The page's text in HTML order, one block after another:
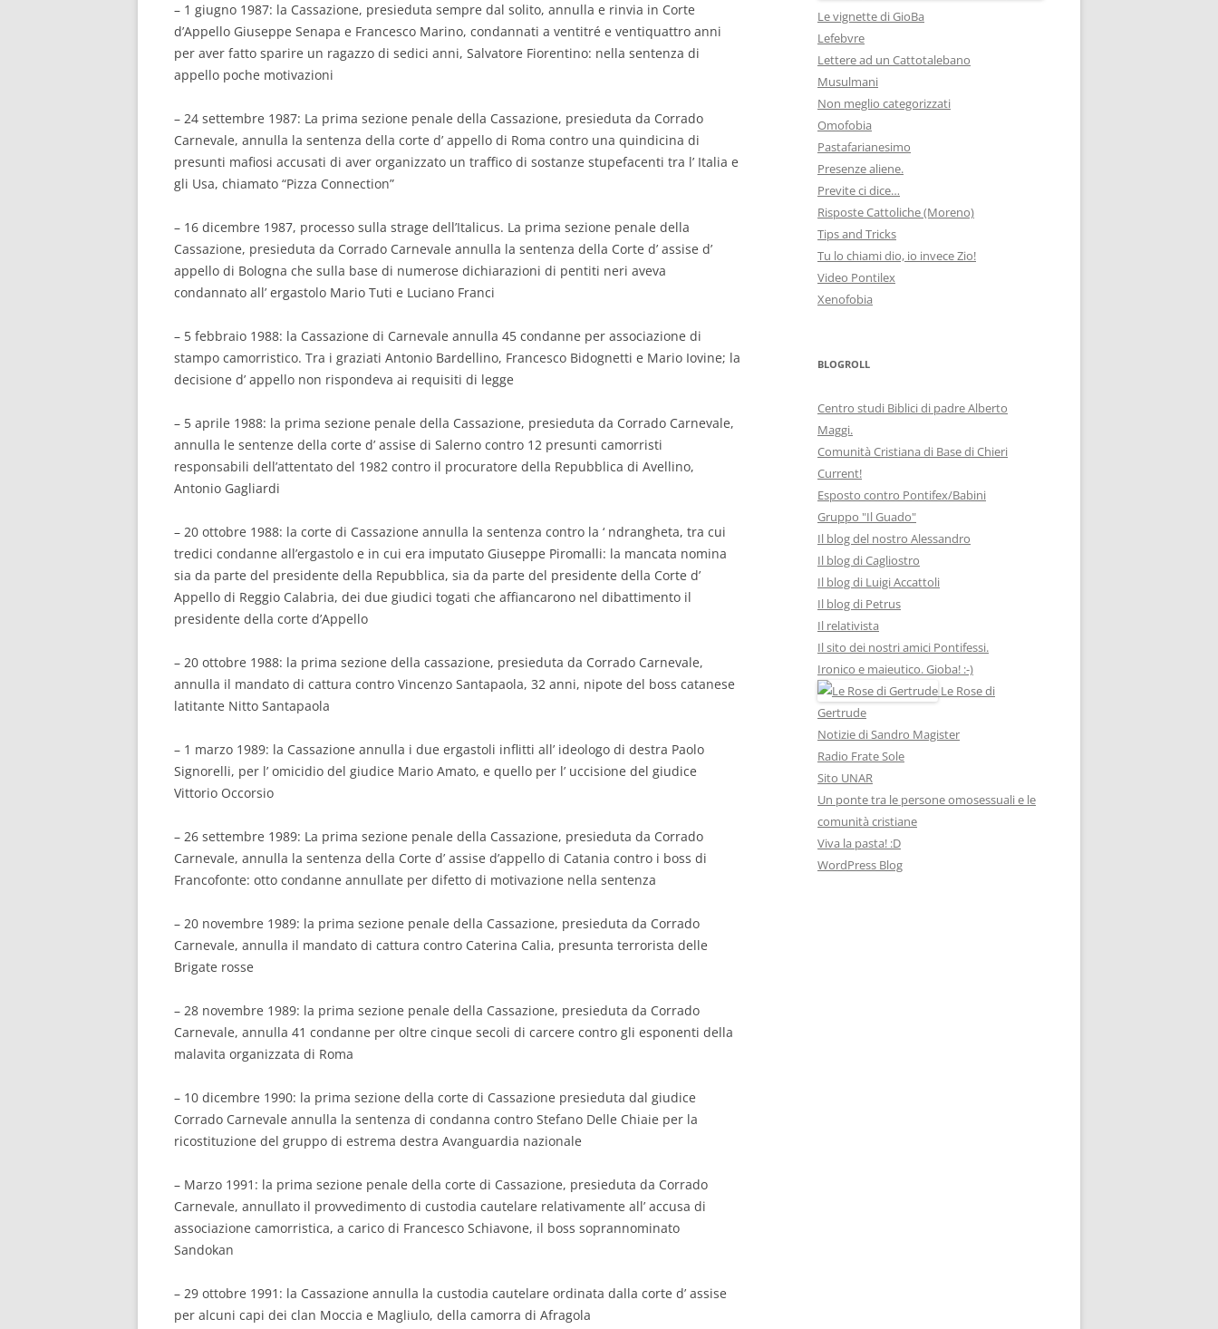
– 1 giugno 1987: la Cassazione, presieduta sempre dal solito, annulla e rinvia in Corte
d’Appello Giuseppe Senapa e Francesco Marino, condannati a ventitré e ventiquattro anni
per aver fatto sparire un ragazzo di sedici anni, Salvatore Fiorentino: nella sentenza di
appello poche motivazioni
– 24 settembre 1987: La prima sezione penale della Cassazione, presieduta da Corrado
Carnevale, annulla la sentenza della corte d’ appello di Roma contro una quindicina di
presunti mafiosi accusati di aver organizzato un traffico di sostanze stupefacenti tra l’ Italia e
gli Usa, chiamato “Pizza Connection”
– 16 dicembre 1987, processo sulla strage dell’Italicus. La prima sezione penale della
Cassazione, presieduta da Corrado Carnevale annulla la sentenza della Corte d’ assise d’
appello di Bologna che sulla base di numerose dichiarazioni di pentiti neri aveva
condannato all’ ergastolo Mario Tuti e Luciano Franci
– 5 febbraio 1988: la Cassazione di Carnevale annulla 45 condanne per associazione di
stampo camorristico. Tra i graziati Antonio Bardellino, Francesco Bidognetti e Mario Iovine; la
decisione d’ appello non rispondeva ai requisiti di legge
– 5 aprile 1988: la prima sezione penale della Cassazione, presieduta da Corrado Carnevale,
annulla le sentenze della corte d’ assise di Salerno contro 12 presunti camorristi
responsabili dell’attentato del 1982 contro il procuratore della Repubblica di Avellino,
Antonio Gagliardi
– 20 ottobre 1988: la corte di Cassazione annulla la sentenza contro la ‘ ndrangheta, tra cui
tredici condanne all’ergastolo e in cui era imputato Giuseppe Piromalli: la mancata nomina
sia da parte del presidente della Repubblica, sia da parte del presidente della Corte d’
Appello di Reggio Calabria, dei due giudici togati che affiancarono nel dibattimento il
presidente della corte d’Appello
– 20 ottobre 1988: la prima sezione della cassazione, presieduta da Corrado Carnevale,
annulla il mandato di cattura contro Vincenzo Santapaola, 32 anni, nipote del boss catanese
latitante Nitto Santapaola
– 1 marzo 1989: la Cassazione annulla i due ergastoli inflitti all’ ideologo di destra Paolo
Signorelli, per l’ omicidio del giudice Mario Amato, e quello per l’ uccisione del giudice
Vittorio Occorsio
– 26 settembre 1989: La prima sezione penale della Cassazione, presieduta da Corrado
Carnevale, annulla la sentenza della Corte d’ assise d’appello di Catania contro i boss di
Francofonte: otto condanne annullate per difetto di motivazione nella sentenza
– 20 novembre 1989: la prima sezione penale della Cassazione, presieduta da Corrado
Carnevale, annulla il mandato di cattura contro Caterina Calia, presunta terrorista delle
Brigate rosse
– 28 novembre 1989: la prima sezione penale della Cassazione, presieduta da Corrado
Carnevale, annulla 41 condanne per oltre cinque secoli di carcere contro gli esponenti della
malavita organizzata di Roma
– 10 dicembre 1990: la prima sezione della corte di Cassazione presieduta dal giudice
Corrado Carnevale annulla la sentenza di condanna contro Stefano Delle Chiaie per la
ricostituzione del gruppo di estrema destra Avanguardia nazionale
– Marzo 1991: la prima sezione penale della corte di Cassazione, presieduta da Corrado
Carnevale, annullato il provvedimento di custodia cautelare relativamente all’ accusa di
associazione camorristica, a carico di Francesco Schiavone, il boss soprannominato
Sandokan
– 29 ottobre 1991: la Cassazione annulla la custodia cautelare ordinata dalla corte d’ assise
per alcuni capi dei clan Moccia e Magliulo, della camorra di Afragola
Le vignette di GioBa
Lefebvre
Lettere ad un Cattotalebano
Musulmani
Non meglio categorizzati
Omofobia
Pastafarianesimo
Presenze aliene.
Previte ci dice…
Risposte Cattoliche (Moreno)
Tips and Tricks
Tu lo chiami dio, io invece Zio!
Video Pontilex
Xenofobia
BLOGROLL
Centro studi Biblici di padre Alberto
Maggi.
Comunità Cristiana di Base di Chieri
Current!
Esposto contro Pontifex/Babini
Gruppo "Il Guado"
Il blog del nostro Alessandro
Il blog di Cagliostro
Il blog di Luigi Accattoli
Il blog di Petrus
Il relativista
Il sito dei nostri amici Pontifessi.
Ironico e maieutico. Gioba! :-)
Le Rose di
Gertrude
Notizie di Sandro Magister
Radio Frate Sole
Sito UNAR
Un ponte tra le persone omosessuali e le
comunità cristiane
Viva la pasta! :D
WordPress Blog